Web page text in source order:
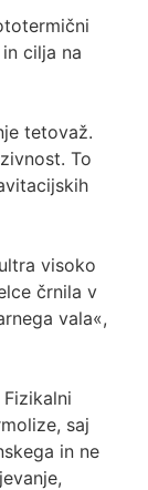
cilja na
tetovaž.
To
visoko
črnila v
vala«,
saj
in ne